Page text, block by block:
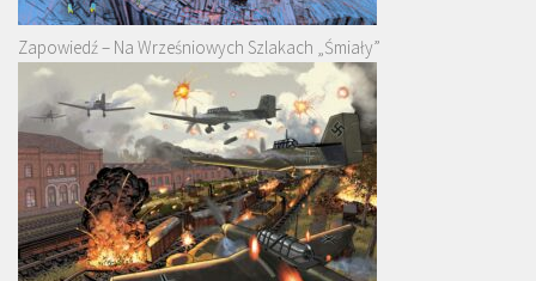
Zapowiedź – Na Wrześniowych Szlakach „Śmiały”